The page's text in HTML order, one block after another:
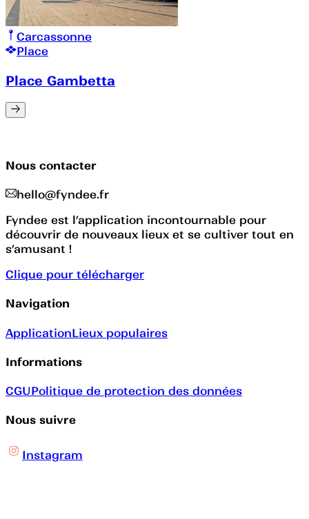
Carcassonne
Place
Place Gambetta
Nous contacter
hello@fyndee.fr
Fyndee est l’application incontournable pour
découvrir de nouveaux lieux et se cultiver tout en
s’amusant !
Clique pour télécharger
Navigation
ApplicationLieux populaires
Informations
CGUPolitique de protection des données
Nous suivre
Instagram